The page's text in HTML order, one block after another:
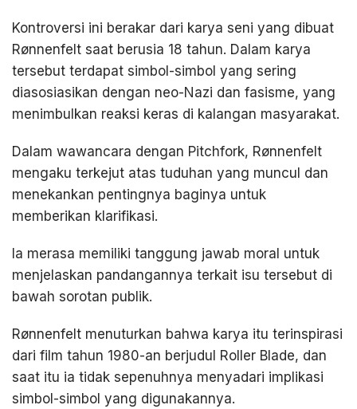
Kontroversi ini berakar dari karya seni yang dibuat
Rønnenfelt saat berusia 18 tahun. Dalam karya
tersebut terdapat simbol-simbol yang sering
diasosiasikan dengan neo-Nazi dan fasisme, yang
menimbulkan reaksi keras di kalangan masyarakat.
Dalam wawancara dengan Pitchfork, Rønnenfelt
mengaku terkejut atas tuduhan yang muncul dan
menekankan pentingnya baginya untuk
memberikan klarifikasi.
Ia merasa memiliki tanggung jawab moral untuk
menjelaskan pandangannya terkait isu tersebut di
bawah sorotan publik.
Rønnenfelt menuturkan bahwa karya itu terinspirasi
dari film tahun 1980-an berjudul Roller Blade, dan
saat itu ia tidak sepenuhnya menyadari implikasi
simbol-simbol yang digunakannya.